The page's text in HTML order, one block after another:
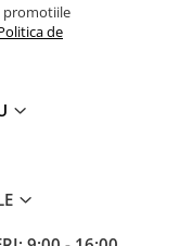
promotiile
de